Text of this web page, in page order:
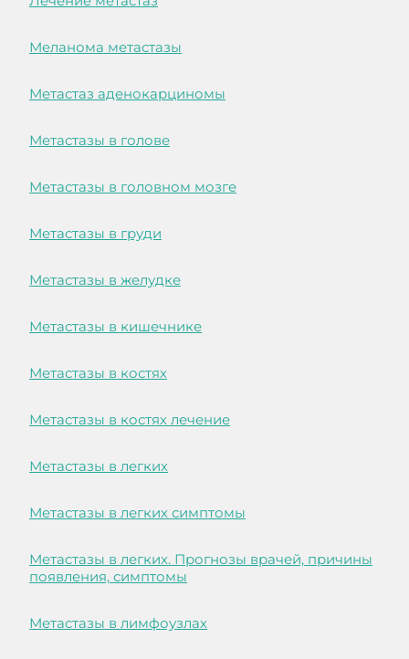
Меланома метастазы
Метастаз аденокарциномы
Метастазы в голове
Метастазы в головном мозге
Метастазы в груди
Метастазы в желудке
Метастазы в кишечнике
Метастазы в костях
Метастазы в костях лечение
Метастазы в легких
Метастазы в легких симптомы
Метастазы в легких. Прогнозы врачей, причины
появления, симптомы
Метастазы в лимфоузлах